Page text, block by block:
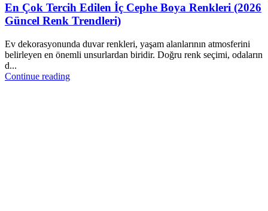
En Çok Tercih Edilen İç Cephe Boya Renkleri (2026
Güncel Renk Trendleri)
Ev dekorasyonunda duvar renkleri, yaşam alanlarının atmosferini
belirleyen en önemli unsurlardan biridir. Doğru renk seçimi, odaların
d...
Continue reading